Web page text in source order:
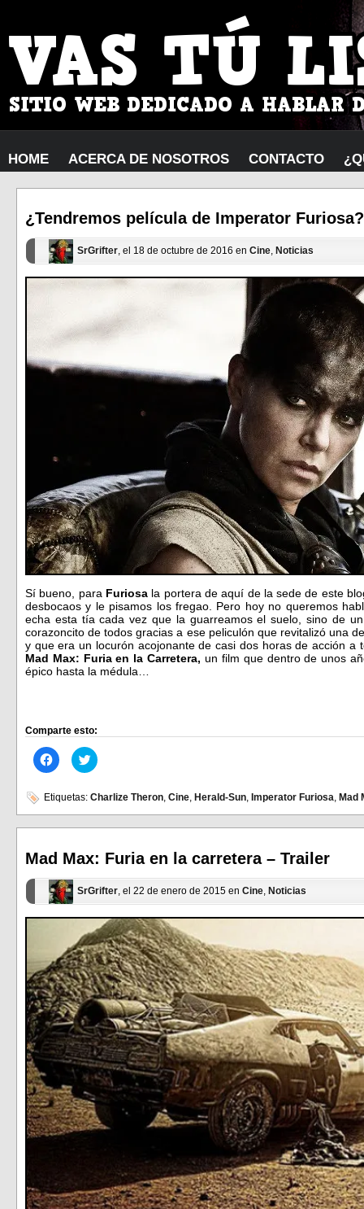
HOME ACERCA DE NOSOTROS CONTACTO
¿Tendremos película de Imperator Furiosa?
SrGrifter, el 18 de octubre de 2016 en Cine, Noticias
Sí bueno, para Furiosala portera de aquí de la sede de este
desbocaos y le pisamos los fregao. Pero hoy no queremos
echa esta tía cada vez que la guarreamos el suelo, sino de
corazoncito de todos gracias a ese peliculón que revitalizó una
y que era un locurón acojonante de casi dos horas de acción a
Mad Max: Furia en la Carretera, un film que dentro de unos
épico hasta la médula…
Comparte esto:
Haz
clic
en
Facebook
(Se
abre
ventana
nueva)
Haz
clic
en
(Se
abre
ventana
nueva)
Etiquetas: Charlize Theron, Cine, Herald-Sun, Imperator Furiosa, Mad
Mad Max: Furia en la carretera – Trailer
SrGrifter, el 22 de enero de 2015 en Cine, Noticias